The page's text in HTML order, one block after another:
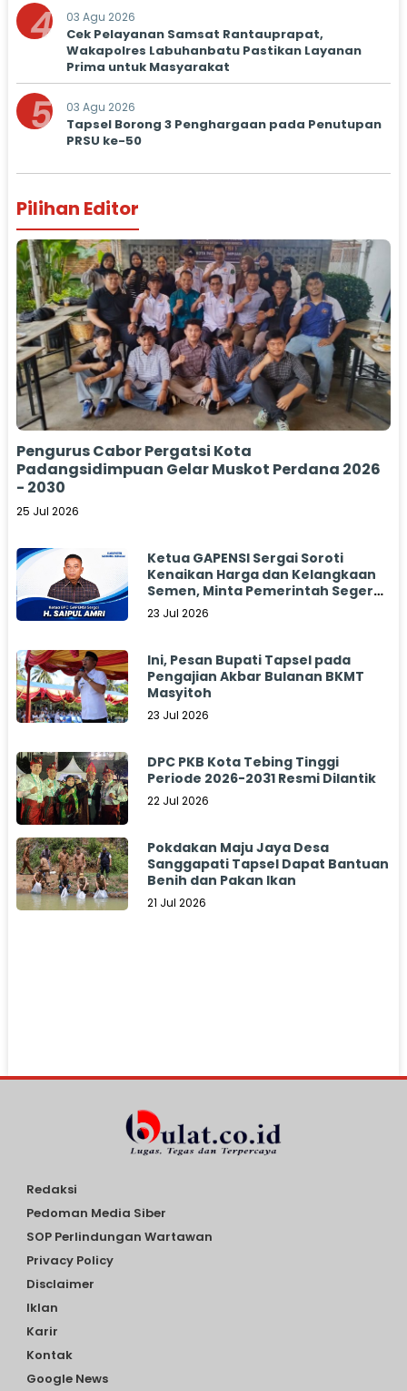
4 03 Agu 2026
Cek Pelayanan Samsat Rantauprapat,
Wakapolres Labuhanbatu Pastikan Layanan
Prima untuk Masyarakat
5 03 Agu 2026
Tapsel Borong 3 Penghargaan pada Penutupan
PRSU ke-50
Pilihan Editor
Pengurus Cabor Pergatsi Kota
Padangsidimpuan Gelar Muskot Perdana 2026
- 2030
25 Jul 2026
Ketua GAPENSI Sergai Soroti
Kenaikan Harga dan Kelangkaan
Semen, Minta Pemerintah Segera
Bertindak
23 Jul 2026
Ini, Pesan Bupati Tapsel pada
Pengajian Akbar Bulanan BKMT
Masyitoh
23 Jul 2026
DPC PKB Kota Tebing Tinggi
Periode 2026-2031 Resmi Dilantik
22 Jul 2026
Pokdakan Maju Jaya Desa
Sanggapati Tapsel Dapat Bantuan
Benih dan Pakan Ikan
21 Jul 2026
Redaksi
Pedoman Media Siber
SOP Perlindungan Wartawan
Privacy Policy
Disclaimer
Iklan
Karir
Kontak
Google News